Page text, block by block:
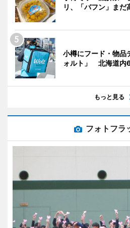
リ、「バフン」まだ
小樽にフード・物品
ォルト」 北海道内
もっと見る
フォトフラ